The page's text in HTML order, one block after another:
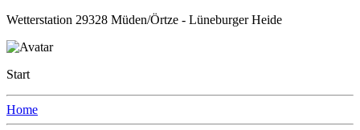
Wetterstation 29328 Müden/Örtze - Lüneburger Heide
Start
Home